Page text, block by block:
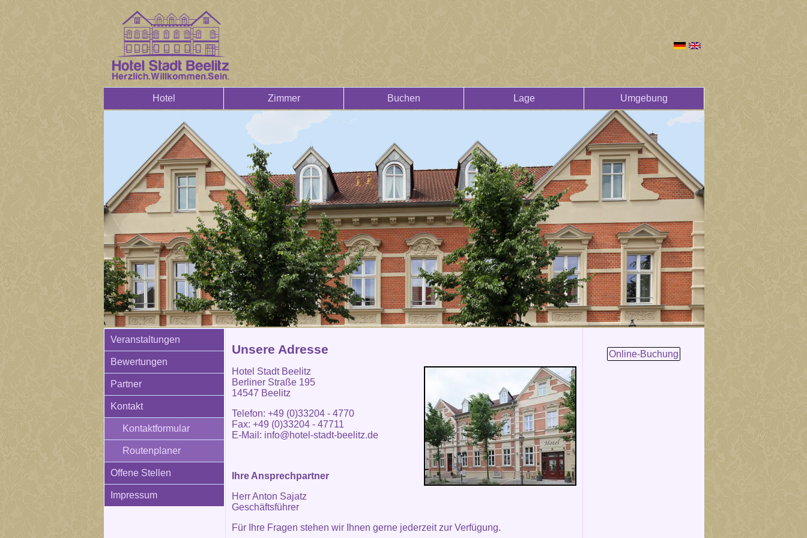
Hotel Zimmer Buchen Lage Umgebung
Veranstaltungen
Bewertungen
Partner
Kontakt
Kontaktformular
Routenplaner
Offene Stellen
Impressum
Unsere Adresse
Hotel Stadt Beelitz
Berliner Straße 195
14547 Beelitz
Telefon: +49 (0)33204 - 4770
Fax: +49 (0)33204 - 47711
E-Mail: info@hotel-stadt-beelitz.de
Ihre Ansprechpartner
Herr Anton Sajatz
Geschäftsführer
Für Ihre Fragen stehen wir Ihnen gerne jederzeit zur Verfügung.
Online-Buchung